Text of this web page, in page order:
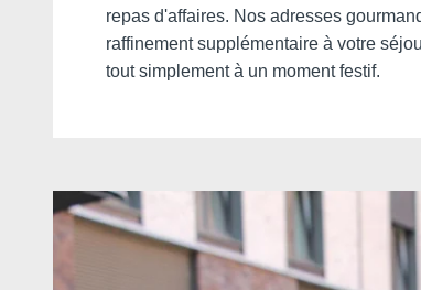
repas d'affaires. Nos adresses
raffinement supplémentaire à votre
tout simplement à un moment festif.